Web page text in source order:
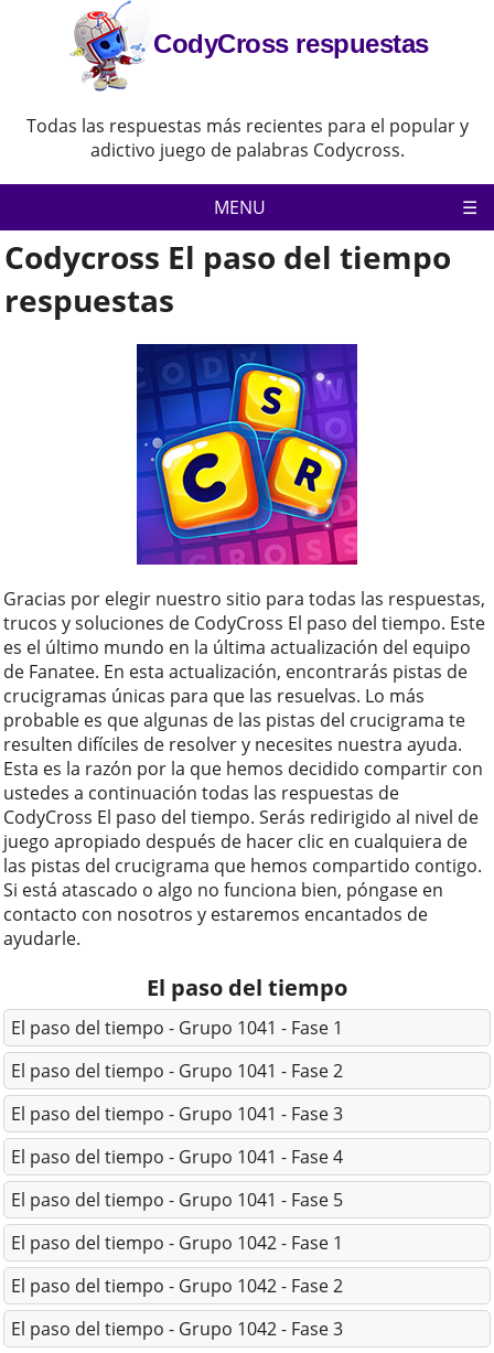
CodyCross respuestas
Todas las respuestas más recientes para el popular y
adictivo juego de palabras Codycross.
MENU
Codycross Política de privacidad
Descargo de responsabilidad
Contacta con nosotras
Codycross El paso del tiempo
respuestas
Gracias por elegir nuestro sitio para todas las respuestas,
trucos y soluciones de CodyCross El paso del tiempo. Este
es el último mundo en la última actualización del equipo
de Fanatee. En esta actualización, encontrarás pistas de
crucigramas únicas para que las resuelvas. Lo más
probable es que algunas de las pistas del crucigrama te
resulten difíciles de resolver y necesites nuestra ayuda.
Esta es la razón por la que hemos decidido compartir con
ustedes a continuación todas las respuestas de
CodyCross El paso del tiempo. Serás redirigido al nivel de
juego apropiado después de hacer clic en cualquiera de
las pistas del crucigrama que hemos compartido contigo.
Si está atascado o algo no funciona bien, póngase en
contacto con nosotros y estaremos encantados de
ayudarle.
El paso del tiempo
El paso del tiempo - Grupo 1041 - Fase 1
El paso del tiempo - Grupo 1041 - Fase 2
El paso del tiempo - Grupo 1041 - Fase 3
El paso del tiempo - Grupo 1041 - Fase 4
El paso del tiempo - Grupo 1041 - Fase 5
El paso del tiempo - Grupo 1042 - Fase 1
El paso del tiempo - Grupo 1042 - Fase 2
El paso del tiempo - Grupo 1042 - Fase 3